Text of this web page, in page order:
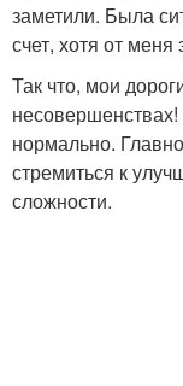
заметили. Была
счет, хотя от меня
Так что, мои
нормально.
стремиться к
сложности.